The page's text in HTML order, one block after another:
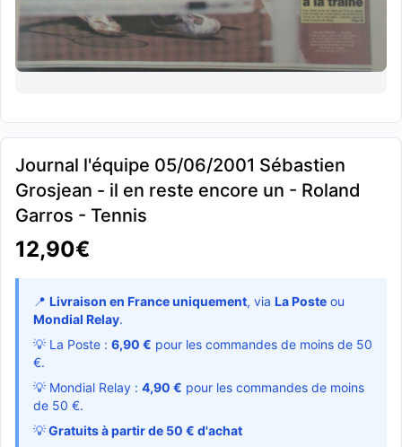
Journal l'équipe 05/06/2001 Sébastien
Grosjean - il en reste encore un - Roland
Garros - Tennis
12,90€
📍 Livraison en France uniquement, via La Poste ou
Mondial Relay.
💡 La Poste : 6,90 € pour les commandes de moins de 50
€.
💡 Mondial Relay : 4,90 € pour les commandes de moins
de 50 €.
💡Gratuits à partir de 50 € d'achat